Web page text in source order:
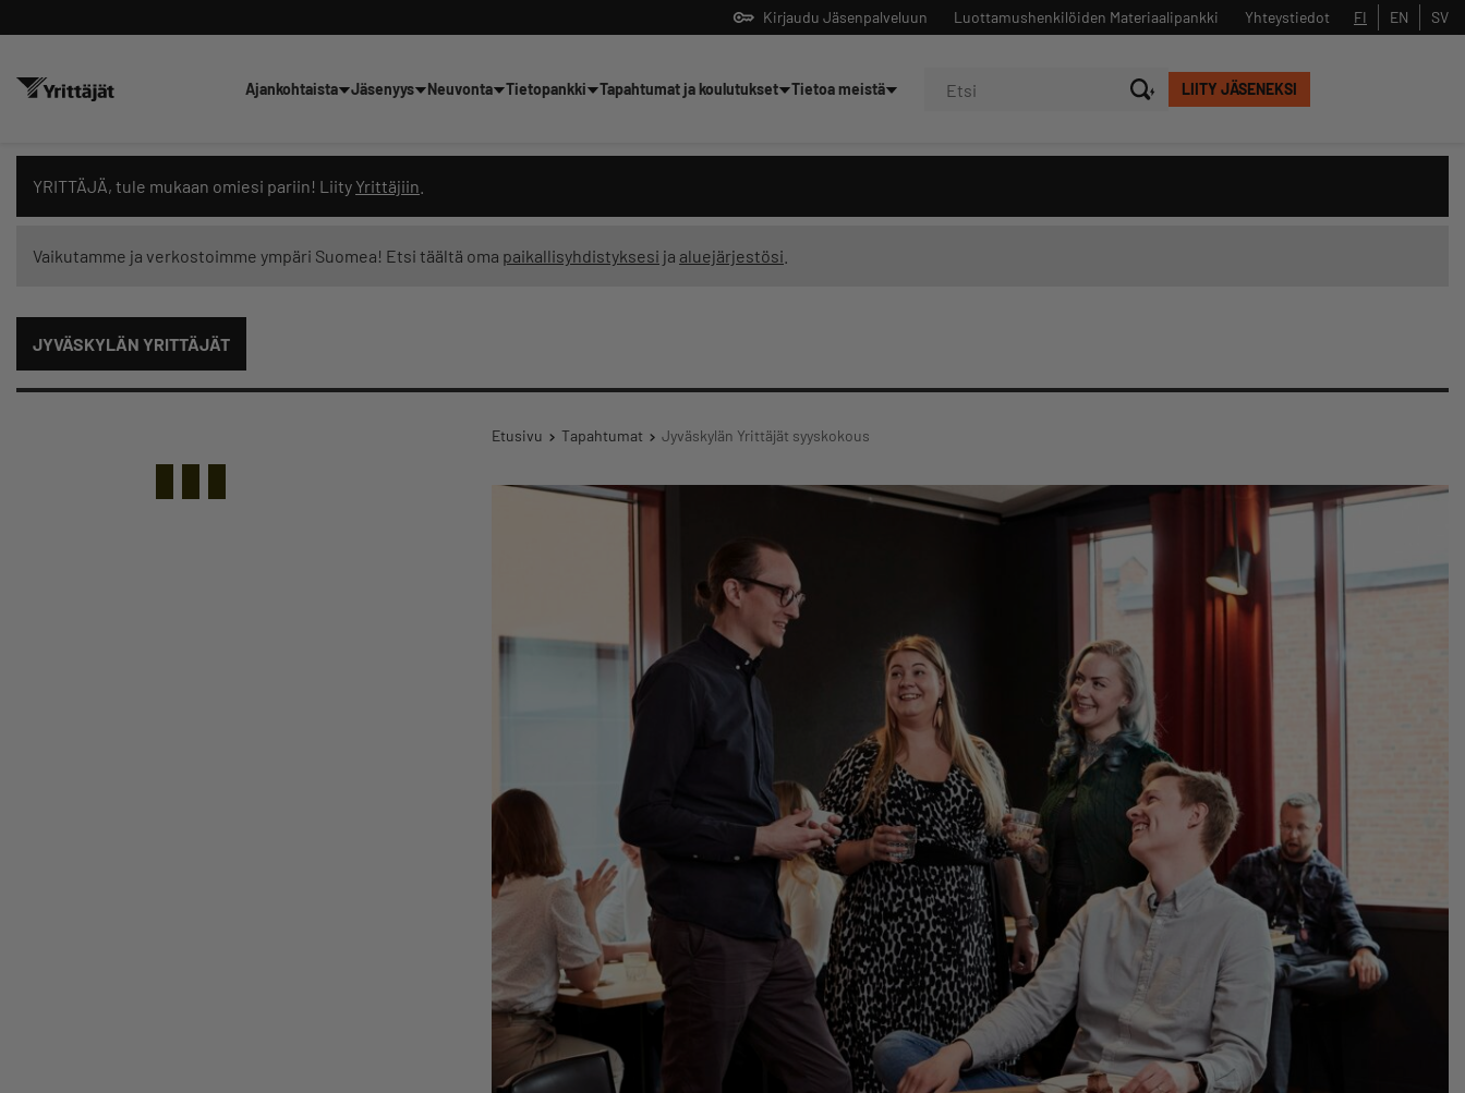
Kirjaudu Jäsenpalveluun Yhteystiedot
Luottamushenkilöiden Materiaalipankki FI EN SV
LIITY JÄSENEKSI
Ajankohtaista Jäsenyys Neuvonta Tietopankki Tapahtumat ja koulutukset Tietoa meistä
YRITTÄJÄ, tule mukaan omiesi pariin! Liity Yrittäjiin
Vaikutamme ja verkostoimme ympäri Suomea! Etsi täältä oma paikallisyhdistyksesi ja aluejärjestösi
JYVÄSKYLÄN YRITTÄJÄT
Etusivu Tapahtumat Jyväskylän Yrittäjät syyskokous
Sulje
Hae sivustolta tai kysy suoraan Yrittäjien tekoälyltä
Suodata hakutuloksia: näytä kaikki sisältö